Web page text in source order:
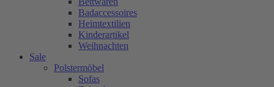
Badaccessoires
Heimtextilien
Kinderartikel
Weihnachten
Sale
Polstermöbel
Sofas